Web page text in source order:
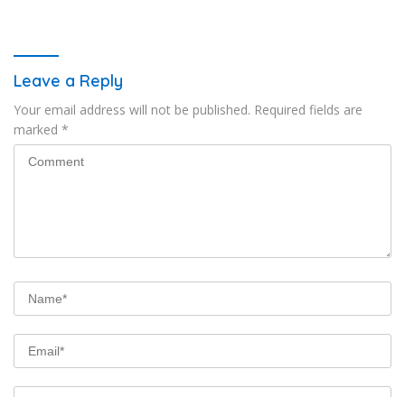
Leave a Reply
Your email address will not be published. Required fields are
marked *